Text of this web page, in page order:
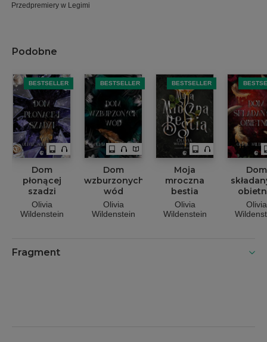
Przedpremiery w Legimi
Podobne
BESTSELLER
Dom
płonącej
szadzi
Olivia
Wildenstein
BESTSELLER
Dom
wzburzonych
wód
Olivia
Wildenstein
BESTSELLER
Moja
mroczna
bestia
Olivia
Wildenstein
Dom
Olivia
Fragment